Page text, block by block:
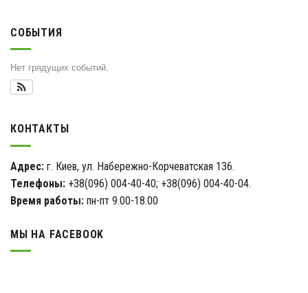
СОБЫТИЯ
Нет грядущих событий.
КОНТАКТЫ
Адрес: г. Киев, ул. Набережно-Корчеватская 136.
Телефоны: +38(096) 004-40-40; +38(096) 004-40-04.
Время работы: пн-пт 9.00-18.00
МЫ НА FACEBOOK